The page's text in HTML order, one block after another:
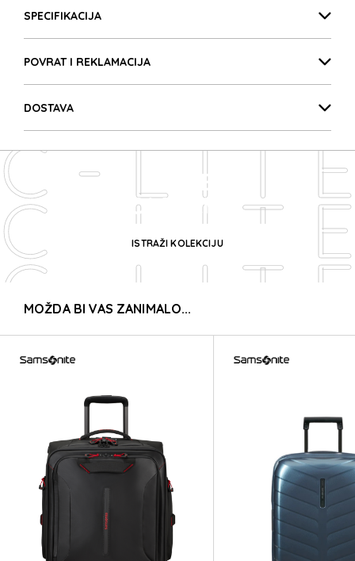
SPECIFIKACIJA
POVRAT I REKLAMACIJA
DOSTAVA
C-LITE
C-LITE
C-LITE
C-LITE
C-LITE
C-LITE
C-LITE
C-LITE
C-LITE
C-LITE
KOLEKCIJA
ISTRAŽI KOLEKCIJU
MOŽDA BI VAS ZANIMALO...